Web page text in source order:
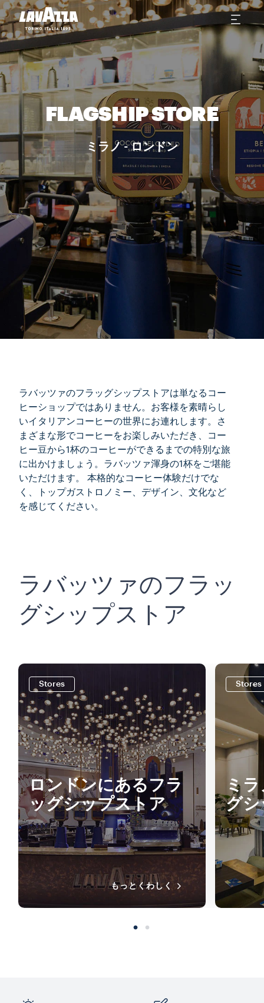
FLAGSHIP STORE
ミラノ - ロンドン
ラバッツァのフラッグシップストアは単なるコー
ヒーショップではありません。お客様を素晴らし
いイタリアンコーヒーの世界にお連れします。さ
まざまな形でコーヒーをお楽しみいただき、コー
ヒー豆から1杯のコーヒーができるまでの特別な旅
に出かけましょう。ラバッツァ渾身の1杯をご堪能
いただけます。 本格的なコーヒー体験だけでな
く、トップガストロノミー、デザイン、文化など
を感じてください。
ラバッツァのフラッ
グシップストア
Stores
ロンドンにあるフラ
ッグシップストア
もっとくわしく
Stores
ミ
グシ